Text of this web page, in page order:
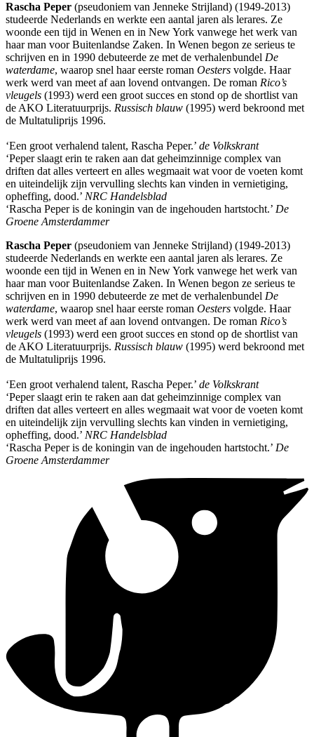
Rascha Peper (pseudoniem van Jenneke Strijland) (1949-2013)
studeerde Nederlands en werkte een aantal jaren als lerares. Ze
woonde een tijd in Wenen en in New York vanwege het werk van
haar man voor Buitenlandse Zaken. In Wenen begon ze serieus te
schrijven en in 1990 debuteerde ze met de verhalenbundel De
waterdame, waarop snel haar eerste roman Oesters volgde. Haar
werk werd van meet af aan lovend ontvangen. De roman Rico’s
vleugels (1993) werd een groot succes en stond op de shortlist van
de AKO Literatuurprijs. Russisch blauw (1995) werd bekroond met
de Multatuliprijs 1996.
‘Een groot verhalend talent, Rascha Peper.’ de Volkskrant
‘Peper slaagt erin te raken aan dat geheimzinnige complex van
driften dat alles verteert en alles wegmaait wat voor de voeten komt
en uiteindelijk zijn vervulling slechts kan vinden in vernietiging,
opheffing, dood.’ NRC Handelsblad
‘Rascha Peper is de koningin van de ingehouden hartstocht.’ De
Groene Amsterdammer
Rascha Peper (pseudoniem van Jenneke Strijland) (1949-2013)
studeerde Nederlands en werkte een aantal jaren als lerares. Ze
woonde een tijd in Wenen en in New York vanwege het werk van
haar man voor Buitenlandse Zaken. In Wenen begon ze serieus te
schrijven en in 1990 debuteerde ze met de verhalenbundel De
waterdame, waarop snel haar eerste roman Oesters volgde. Haar
werk werd van meet af aan lovend ontvangen. De roman Rico’s
vleugels (1993) werd een groot succes en stond op de shortlist van
de AKO Literatuurprijs. Russisch blauw (1995) werd bekroond met
de Multatuliprijs 1996.
‘Een groot verhalend talent, Rascha Peper.’ de Volkskrant
‘Peper slaagt erin te raken aan dat geheimzinnige complex van
driften dat alles verteert en alles wegmaait wat voor de voeten komt
en uiteindelijk zijn vervulling slechts kan vinden in vernietiging,
opheffing, dood.’ NRC Handelsblad
‘Rascha Peper is de koningin van de ingehouden hartstocht.’ De
Groene Amsterdammer